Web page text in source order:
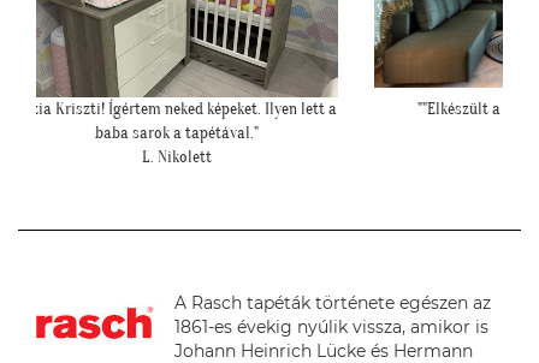
lett a
""Elkészült a kép, gondoltam, hátha :)""
H. Sára
A Rasch tapéták története egészen az
1861-es évekig nyúlik vissza, amikor is
Johann Heinrich Lücke és Hermann